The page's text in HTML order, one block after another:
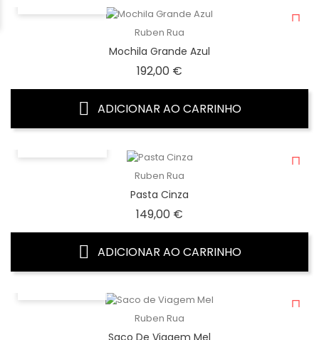
Ruben Rua
Mochila Grande Azul
192,00 €
ADICIONAR AO CARRINHO
Ruben Rua
Pasta Cinza
149,00 €
ADICIONAR AO CARRINHO
Ruben Rua